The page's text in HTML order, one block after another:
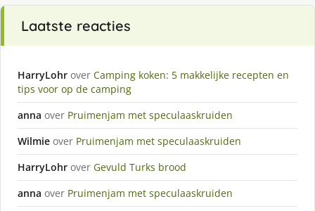
Laatste reacties
HarryLohr over Camping koken: 5 makkelijke recepten en
tips voor op de camping
anna over Pruimenjam met speculaaskruiden
Wilmie over Pruimenjam met speculaaskruiden
HarryLohr over Gevuld Turks brood
anna over Pruimenjam met speculaaskruiden